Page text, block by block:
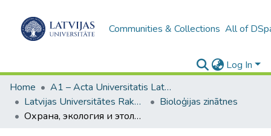
Communities & Collections All of
Log In
Home
A1 – Acta Universitatis Latviensis / Universitātes raksti / Scientific papers
Latvijas Universitātes Raksti (1949– )
Bioloģijas zinātnes
Охрана, экология и этология животных